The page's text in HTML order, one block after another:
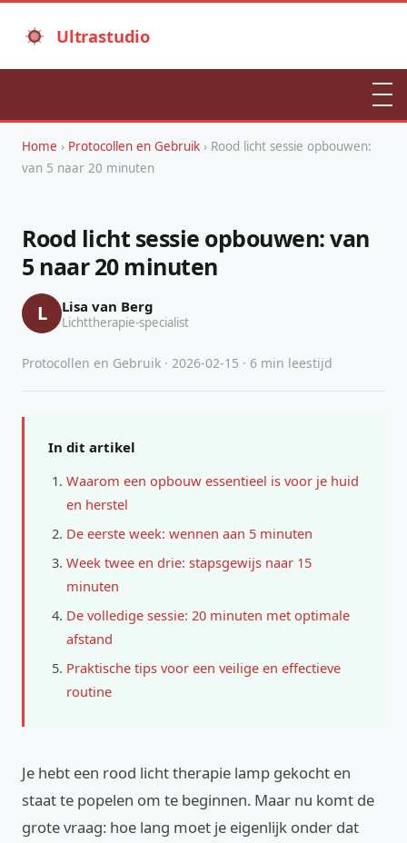
Ultrastudio
Home › Protocollen en Gebruik › Rood licht sessie opbouwen:
van 5 naar 20 minuten
Rood licht sessie opbouwen: van
5 naar 20 minuten
L Lisa van Berg
Lichttherapie-specialist
Protocollen en Gebruik · 2026-02-15 · 6 min leestijd
In dit artikel
Waarom een opbouw essentieel is voor je huid
en herstel
De eerste week: wennen aan 5 minuten
Week twee en drie: stapsgewijs naar 15
minuten
De volledige sessie: 20 minuten met optimale
afstand
Praktische tips voor een veilige en effectieve
routine
Je hebt een rood licht therapie lamp gekocht en
staat te popelen om te beginnen. Maar nu komt de
grote vraag: hoe lang moet je eigenlijk onder dat